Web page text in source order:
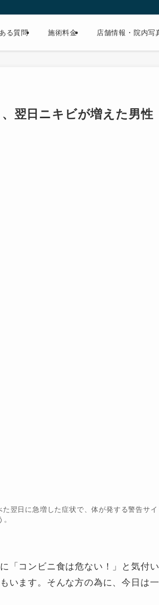
る質問 施術料金 店舗情報・院内写
翌日ニキビが増えた男性
翌日に急増した症状で、体が発する警告サイ
「コンビニ食は危ない！」と気付い
います。そんな方の為に、今日は一